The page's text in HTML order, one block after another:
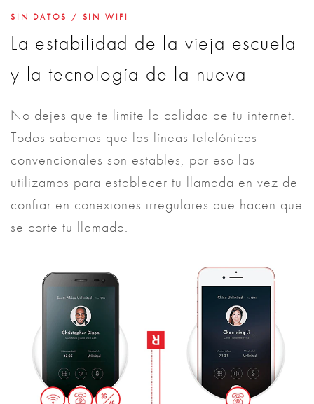
SIN DATOS / SIN WIFI
La estabilidad de la vieja escuela
y la tecnología de la nueva
No dejes que te limite la calidad de tu internet.
Todos sabemos que las líneas telefónicas
convencionales son estables, por eso las
utilizamos para establecer tu llamada en vez de
confiar en conexiones irregulares que hacen que
se corte tu llamada.